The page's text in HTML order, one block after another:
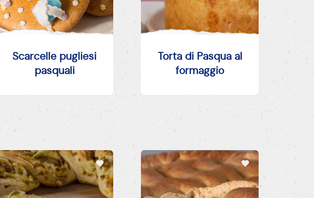
Scarcelle pugliesi
pasquali
Torta di Pasqua al
formaggio